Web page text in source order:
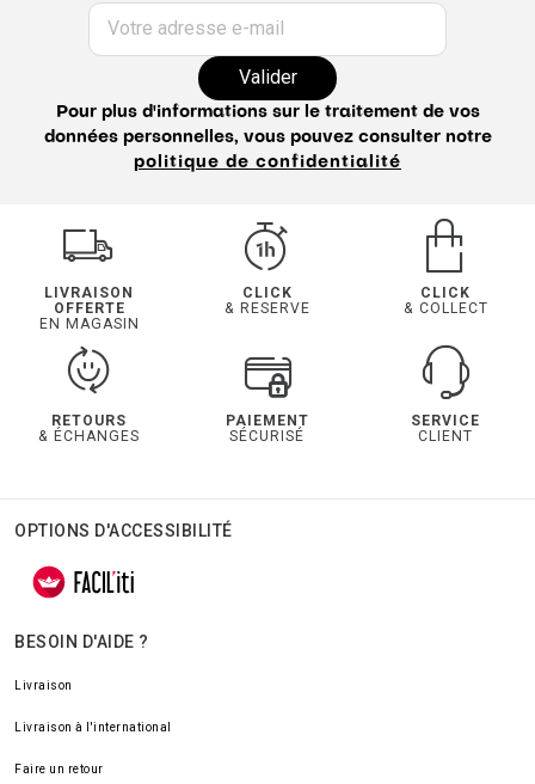
Votre adresse e-mail
Valider
Pour plus d'informations sur le traitement de vos
données personnelles, vous pouvez consulter notre
politique de confidentialité
LIVRAISON
OFFERTE
EN MAGASIN
CLICK
& RESERVE
CLICK
& COLLECT
RETOURS
& ÉCHANGES
PAIEMENT
SÉCURISÉ
SERVICE
CLIENT
OPTIONS D'ACCESSIBILITÉ
BESOIN D'AIDE ?
Livraison
Livraison à l'international
Faire un retour